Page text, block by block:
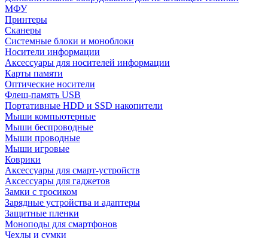
МФУ
Принтеры
Сканеры
Системные блоки и моноблоки
Носители информации
Аксессуары для носителей информации
Карты памяти
Оптические носители
Флеш-память USB
Портативные HDD и SSD накопители
Мыши компьютерные
Мыши беспроводные
Мыши проводные
Мыши игровые
Коврики
Аксессуары для смарт-устройств
Аксессуары для гаджетов
Замки с тросиком
Зарядные устройства и адаптеры
Защитные пленки
Моноподы для смартфонов
Чехлы и сумки